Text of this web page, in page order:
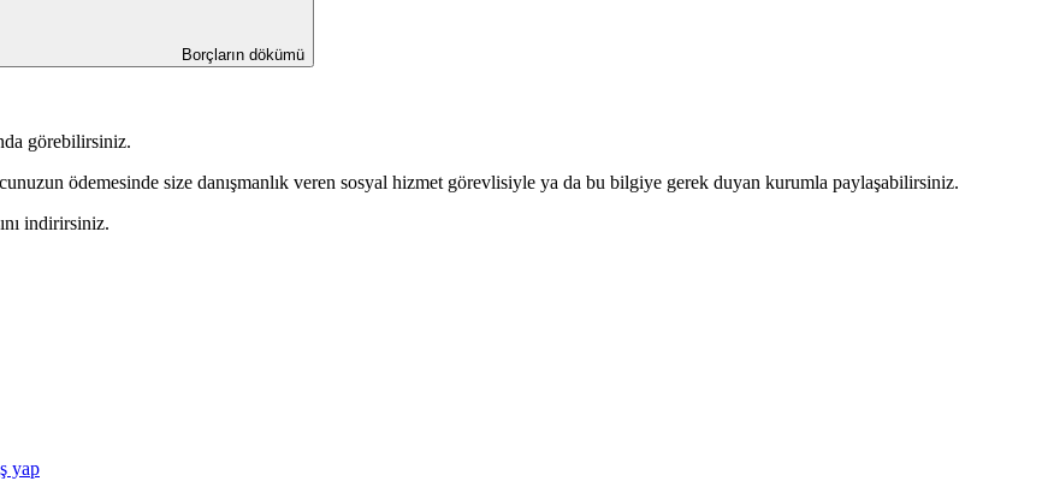
Borçların dökümü
görebilirsiniz.
ödemesinde size danışmanlık veren sosyal hizmet görevlisiyle ya da bu bilgiye gerek duyan kurumla paylaşabilirsiniz.
indirirsiniz.
yap